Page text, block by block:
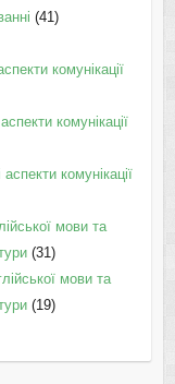
(41)
комунікації
комунікації
аспекти комунікації
мови та
(31)
мови та
(19)